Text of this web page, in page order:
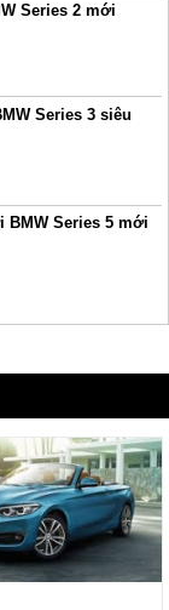
Series 2 mới
Series 3 siêu
BMW Series 5 mới